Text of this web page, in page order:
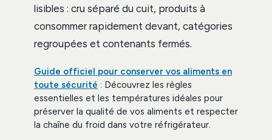
lisibles : cru séparé du cuit, produits à
consommer rapidement devant, catégories
regroupées et contenants fermés.
Guide officiel pour conserver vos aliments en
toute sécurité : Découvrez les règles
essentielles et les températures idéales pour
préserver la qualité de vos aliments et respecter
la chaîne du froid dans votre réfrigérateur.